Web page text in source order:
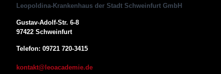
Leopoldina-Krankenhaus der Stadt Schweinfurt GmbH
Gustav-Adolf-Str. 6-8
97422 Schweinfurt
Telefon: 09721 720-3415
kontakt@leoacademie.de